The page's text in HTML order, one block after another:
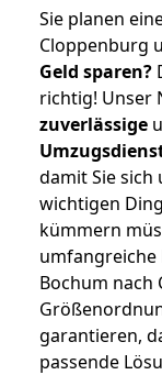
Sie planen
Cloppenburg
Geld sparen?
richtig! Unser
zuverlässige
damit Sie sich
wichtigen
kümmern
Bochum
garantieren,
passende